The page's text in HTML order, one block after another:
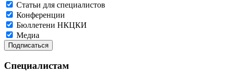
Статьи для специалистов
Конференции
Бюллетени НКЦКИ
Медиа
Специалистам